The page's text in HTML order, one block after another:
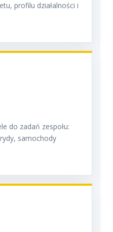
profilu działalności i
do zadań zespołu:
samochody